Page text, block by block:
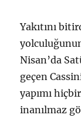
Yakıtını
Nisan’da
geçen
yapımı
inanılmaz